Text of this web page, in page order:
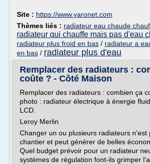
Site : https://www.yaronet.com
Thèmes liés : radiateur eau chaude
radiateur qui chauffe mais pas d'eau
radiateur plus froid en bas / radiateur a
en bas / radiateur plus d'eau
Remplacer des radiateurs :
coûte ? - Côté Maison
Remplacer des radiateurs : combien ça
photo : radiateur électrique à énergie
LCD.
Leroy Merlin
Changer un ou plusieurs radiateurs n'est
chantier et peut générer de belles
Quel budget prévoir pour un radiateur
systèmes de régulation font-ils grimper